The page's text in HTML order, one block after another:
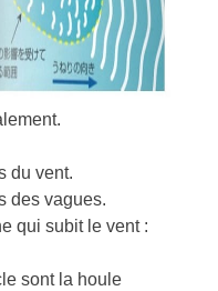
du vent.
des vagues.
qui subit le vent :
sont la houle